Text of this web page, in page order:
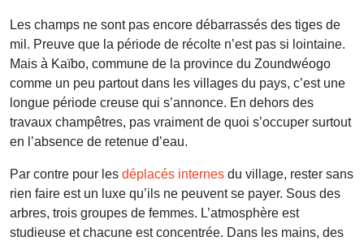
Les champs ne sont pas encore débarrassés des tiges de
mil. Preuve que la période de récolte n’est pas si lointaine.
Mais à Kaïbo, commune de la province du Zoundwéogo
comme un peu partout dans les villages du pays, c’est une
longue période creuse qui s’annonce. En dehors des
travaux champêtres, pas vraiment de quoi s’occuper surtout
en l’absence de retenue d’eau.
Par contre pour les déplacés internes du village, rester sans
rien faire est un luxe qu’ils ne peuvent se payer. Sous des
arbres, trois groupes de femmes. L’atmosphère est
studieuse et chacune est concentrée. Dans les mains, des